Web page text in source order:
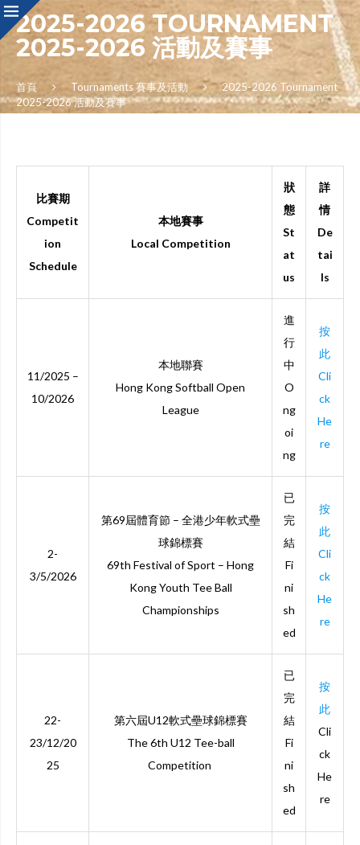
2025-2026 TOURNAMENT
2025-2026 活動及賽事
首頁 Tournaments 賽事及活動
2025-2026 Tournament
2025-2026 活動及賽事
比賽期
Competit
ion
Schedule
本地賽事
Local Competition
狀
態
St
at
us
詳
情
De
tai
ls
11/2025 –
10/2026
本地聯賽
Hong Kong Softball Open
League
進
行
中
O
ng
oi
ng
按
此
Cli
ck
He
re
2-
3/5/2026
第69屆體育節 – 全港少年軟式壘
球錦標賽
69th Festival of Sport – Hong
Kong Youth Tee Ball
Championships
已
完
結
Fi
ni
sh
ed
按
此
Cli
ck
He
re
22-
23/12/20
25
第六屆U12軟式壘球錦標賽
The 6th U12 Tee-ball
Competition
已
完
結
Fi
ni
sh
ed
按
此
Cli
ck
He
re